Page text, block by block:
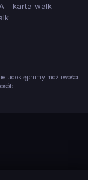
- karta walk
udostępnimy możliwości